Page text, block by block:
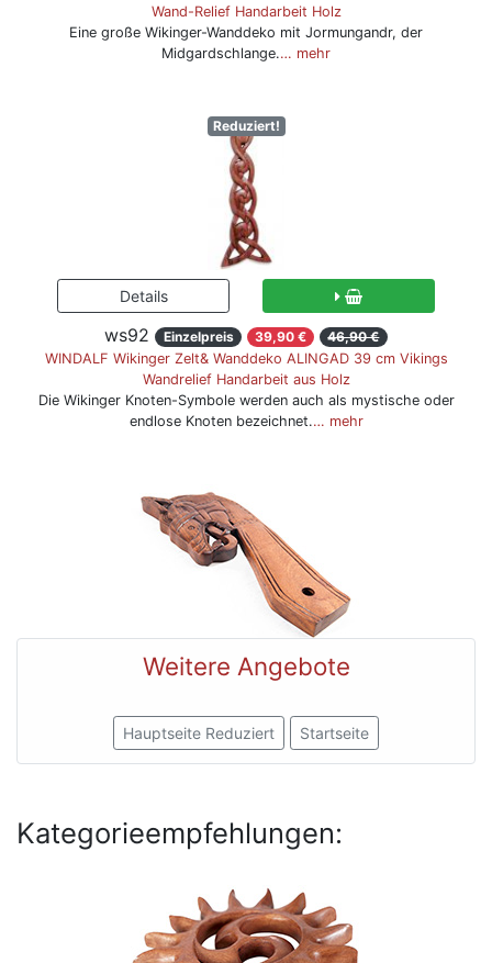
Wand-Relief Handarbeit Holz
Eine große Wikinger-Wanddeko mit Jormungandr, der
Midgardschlange.… mehr
Reduziert!
ws92 Einzelpreis 39,90 €
46,90 €
WINDALF Wikinger Zelt& Wanddeko ALINGAD 39 cm Vikings
Wandrelief Handarbeit aus Holz
Die Wikinger Knoten-Symbole werden auch als mystische oder
endlose Knoten bezeichnet.… mehr
Weitere Angebote
Hauptseite Reduziert Startseite
Kategorieempfehlungen: